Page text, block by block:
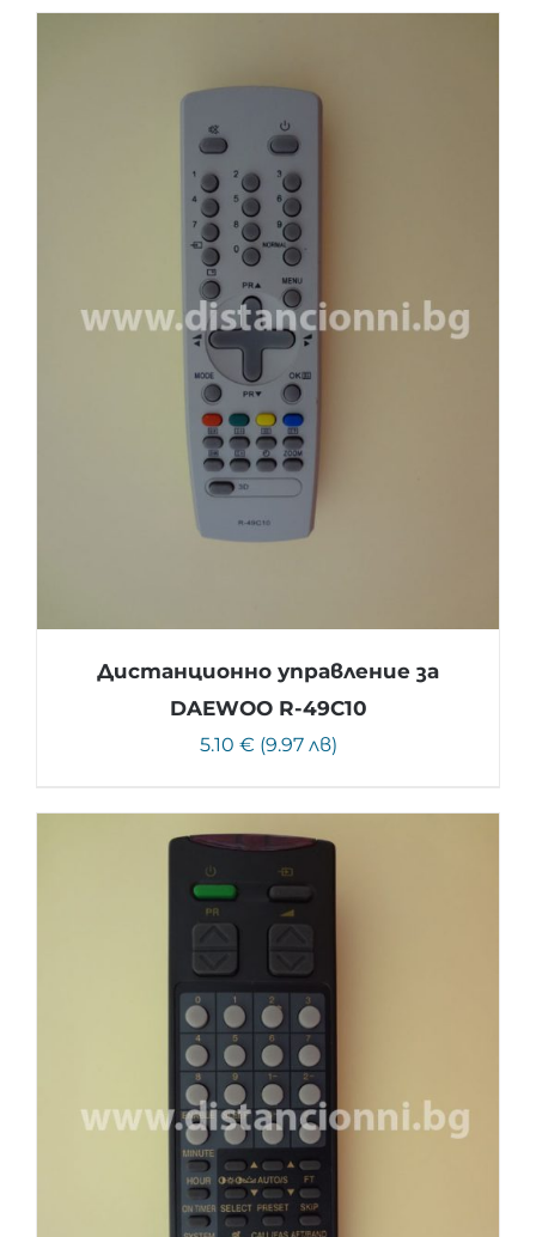
Дистанционно управление за
DAEWOO R-49C10
5.10 € (9.97 лв)